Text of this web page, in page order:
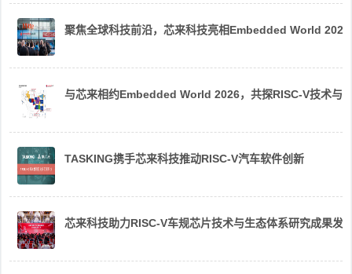
聚焦全球科技前沿，芯来科技亮相Embedded World 2026
与芯来相约Embedded World 2026，共探RISC-V技术与
TASKING携手芯来科技推动RISC-V汽车软件创新
芯来科技助力RISC-V车规芯片技术与生态体系研究成果发